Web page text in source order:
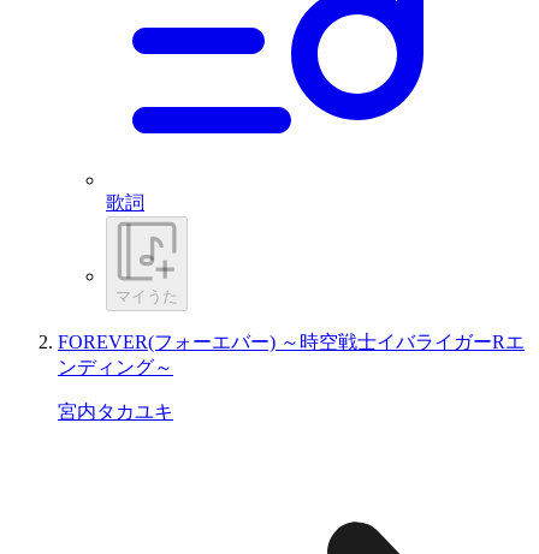
歌詞
マイうた
FOREVER(フォーエバー) ～時空戦士イバライガーRエ
ンディング～
宮内タカユキ